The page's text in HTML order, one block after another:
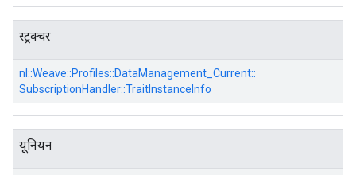
स्ट्रक्चर
nl::Weave::Profiles::DataManagement_Current::
SubscriptionHandler::TraitInstanceInfo
यूनियन